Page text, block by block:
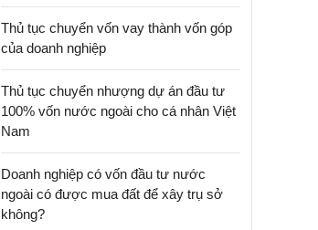
Thủ tục chuyển vốn vay thành vốn góp
của doanh nghiệp
Thủ tục chuyển nhượng dự án đầu tư
100% vốn nước ngoài cho cá nhân Việt
Nam
Doanh nghiệp có vốn đầu tư nước
ngoài có được mua đất để xây trụ sở
không?